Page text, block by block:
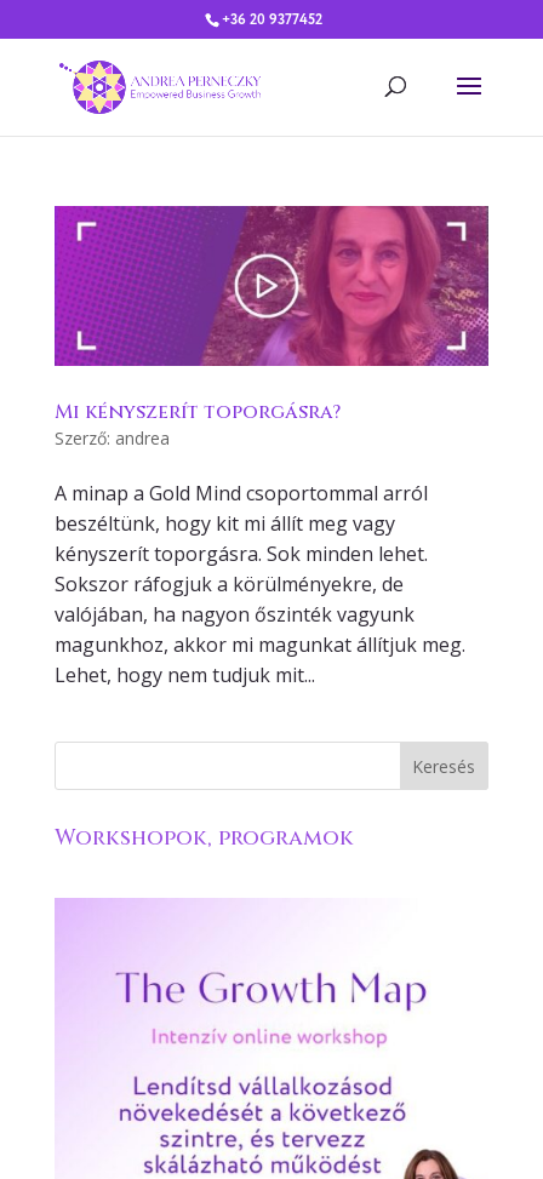
+36 20 9377452
Mi kényszerít toporgásra?
Szerző: andrea
A minap a Gold Mind csoportommal arról
beszéltünk, hogy kit mi állít meg vagy
kényszerít toporgásra. Sok minden lehet.
Sokszor ráfogjuk a körülményekre, de
valójában, ha nagyon őszinték vagyunk
magunkhoz, akkor mi magunkat állítjuk meg.
Lehet, hogy nem tudjuk mit...
Workshopok, programok